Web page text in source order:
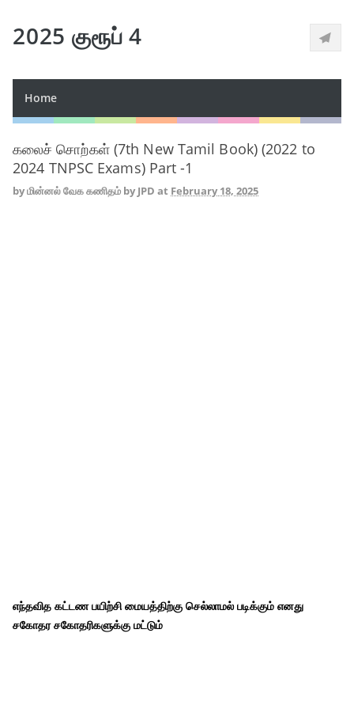
2025 குரூப் 4
Home
கலைச் சொற்கள் (7th New Tamil Book) (2022 to
2024 TNPSC Exams) Part -1
byமின்னல் வேக கணிதம் by JPD at February 18, 2025
எந்தவித கட்டண பயிற்சி மையத்திற்கு செல்லாமல் படிக்கும் எனது
சகோதர சகோதரிகளுக்கு மட்டும்